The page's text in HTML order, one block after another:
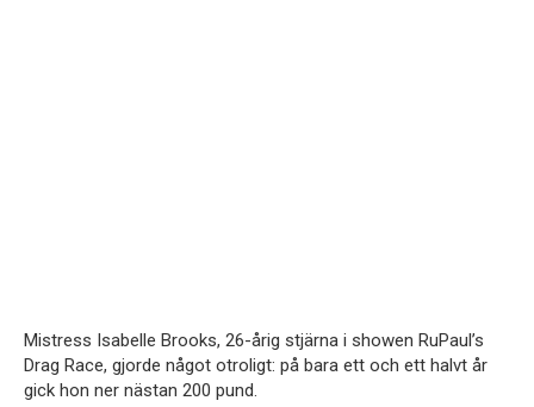
Mistress Isabelle Brooks, 26-årig stjärna i showen RuPaul’s
Drag Race, gjorde något otroligt: på bara ett och ett halvt år
gick hon ner nästan 200 pund.